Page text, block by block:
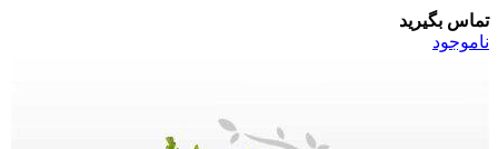
تماس بگیرید
ناموجود